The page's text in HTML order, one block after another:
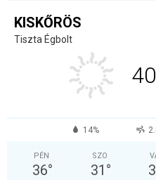
KISKŐRÖS
Tiszta Égbolt
14%
PÉN
36°
SZO
31 °